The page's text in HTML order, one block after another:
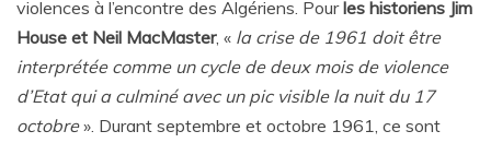
violences à l’encontre des Algériens. Pourles historiens Jim
House et Neil MacMaster, « la crise de 1961 doit être
interprétée comme un cycle de deux mois de violence
d’Etat qui a culminé avec un pic visible la nuit du 17
octobre». Durant septembre et octobre 1961, ce sont